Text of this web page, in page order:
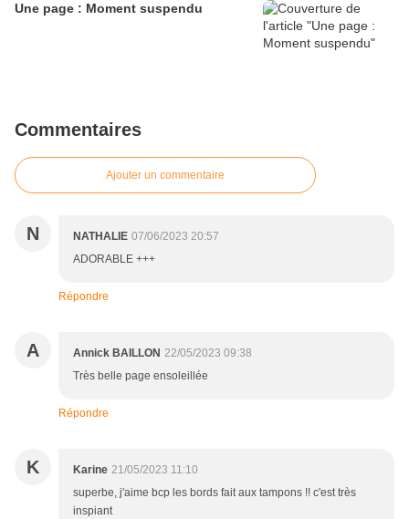
Une page : Moment suspendu
Commentaires
Ajouter un commentaire
N NATHALIE 07/06/2023 20:57
ADORABLE +++
Répondre
A Annick BAILLON 22/05/2023 09:38
Très belle page ensoleillée
Répondre
K Karine 21/05/2023 11:10
superbe, j'aime bcp les bords fait aux tampons !! c'est très
inspiant